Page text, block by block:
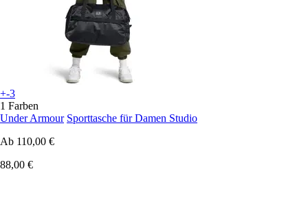
+-3
1 Farben
Under Armour Sporttasche für Damen Studio
Ab 110,00 €
88,00 €